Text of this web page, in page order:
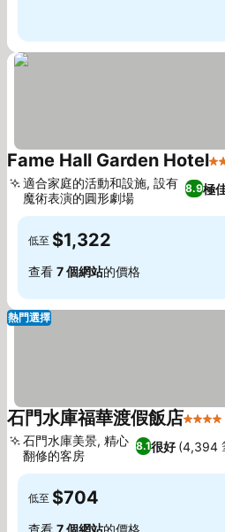
Fame Hall Garden Hotel4
8.9極
適合家庭的活動和設施, 設有
魔術表演的圓形劇場
低至 $1,322
查看 7 個網站的價格
熱門選擇
石門水庫福華渡假飯店4 星級
8.1很好 (4,394
石門水庫美景, 精心
翻修的客房
低至 $704
查看 7 個網站的價格